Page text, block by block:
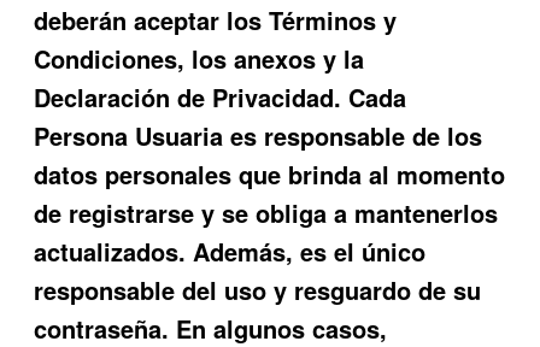
deberán aceptar los Términos y
Condiciones, los anexos y la
Declaración de Privacidad. Cada
Persona Usuaria es responsable de los
datos personales que brinda al momento
de registrarse y se obliga a mantenerlos
actualizados. Además, es el único
responsable del uso y resguardo de su
contraseña. En algunos casos,